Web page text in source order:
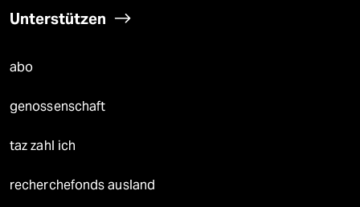
Unterstützen
abo
genossenschaft
taz zahl ich
recherchefonds ausland